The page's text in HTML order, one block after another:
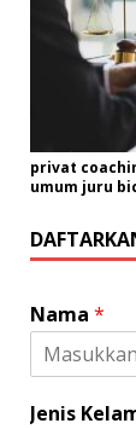
privat
umum juru
Nama *
Jenis